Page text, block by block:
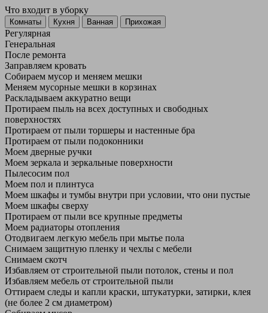
Что входит в уборку
Регу­лярная
Гене­ральная
После ремонта
Заправляем кровать
Собираем мусор и меняем мешки
Меняем мусорные мешки в корзинах
Раскладываем аккуратно вещи
Протираем пыль на всех доступных и свободных
поверхностях
Протираем от пыли торшеры и настенные бра
Протираем от пыли подоконники
Моем дверные ручки
Моем зеркала и зеркальные поверхности
Пылесосим пол
Моем пол и плинтуса
Моем шкафы и тумбы внутри при условии, что они пустые
Моем шкафы сверху
Протираем от пыли все крупные предметы
Моем радиаторы отопления
Отодвигаем легкую мебель при мытье пола
Снимаем защитную пленку и чехлы с мебели
Снимаем скотч
Избавляем от строительной пыли потолок, стены и пол
Избавляем мебель от строительной пыли
Оттираем следы и капли краски, штукатурки, затирки, клея
(не более 2 см диаметром)